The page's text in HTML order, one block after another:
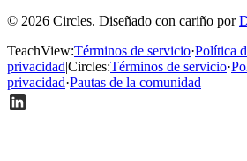
© 2026 Circles. Diseñado con cariño por
TeachView:Términos de servicio·Política
privacidad|Circles:Términos de servicio·
privacidad·Pautas de la comunidad